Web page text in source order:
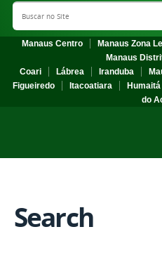
Search Site
Manaus Centro Manaus Zona
Manaus
Coari
Lábrea Iranduba
Figueiredo
Itacoatiara Humaitá
do
Search